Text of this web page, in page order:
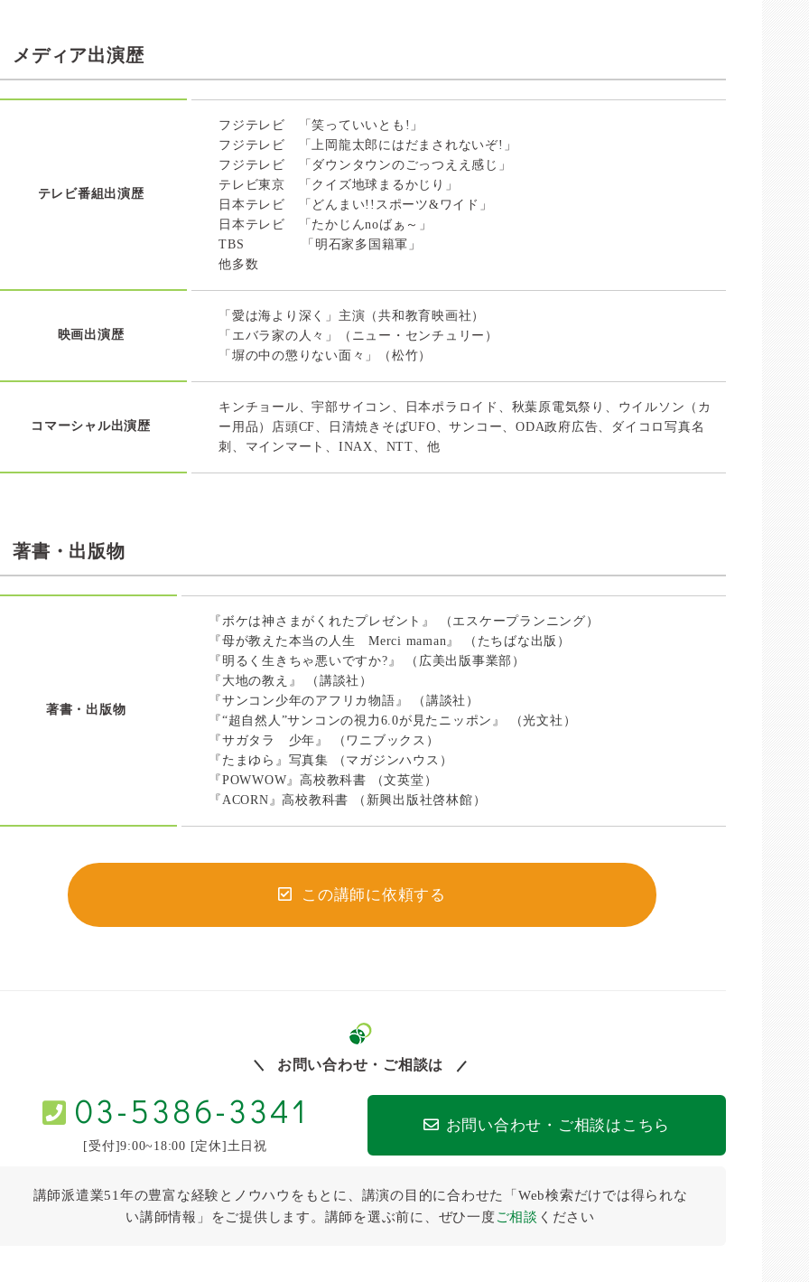
メディア出演歴
テレビ番組出演歴
フジテレビ 「笑っていいとも!」
フジテレビ 「上岡龍太郎にはだまされないぞ!」
フジテレビ 「ダウンタウンのごっつええ感じ」
テレビ東京 「クイズ地球まるかじり」
日本テレビ 「どんまい!!スポーツ&ワイド」
日本テレビ 「たかじんnoばぁ～」
TBS 「明石家多国籍軍」
他多数
映画出演歴
「愛は海より深く」主演（共和教育映画社）
「エバラ家の人々」（ニュー・センチュリー）
「塀の中の懲りない面々」（松竹）
コマーシャル出演歴
キンチョール、宇部サイコン、日本ポラロイド、秋葉原電気祭り、ウイルソン（カ
ー用品）店頭CF、日清焼きそばUFO、サンコー、ODA政府広告、ダイコロ写真名
刺、マインマート、INAX、NTT、他
著書・出版物
著書・出版物
『ボケは神さまがくれたプレゼント』 （エスケープランニング）
『母が教えた本当の人生 Merci maman』 （たちばな出版）
『明るく生きちゃ悪いですか?』 （広美出版事業部）
『大地の教え』 （講談社）
『サンコン少年のアフリカ物語』 （講談社）
『“超自然人”サンコンの視力6.0が見たニッポン』 （光文社）
『サガタラ 少年』 （ワニブックス）
『たまゆら』写真集 （マガジンハウス）
『POWWOW』高校教科書 （文英堂）
『ACORN』高校教科書 （新興出版社啓林館）
この講師に依頼する
お問い合わせ・ご相談は
03-5386-3341
[受付]9:00~18:00 [定休]土日祝
お問い合わせ・ご相談はこちら
講師派遣業51年の豊富な経験とノウハウをもとに、講演の目的に合わせた「Web検索だけでは得られな
い講師情報」をご提供します。講師を選ぶ前に、ぜひ⼀度ご相談 ください